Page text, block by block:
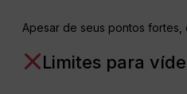
Apesar de seus pontos fortes,
Limites para